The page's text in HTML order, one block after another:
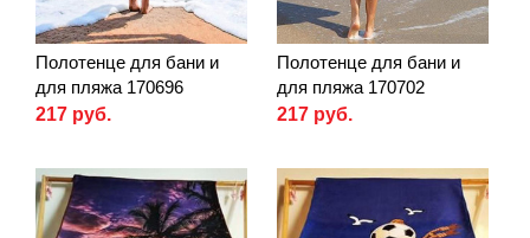
Полотенце для бани и
для пляжа 170696
217 руб.
Полотенце для бани и
для пляжа 170702
217 руб.